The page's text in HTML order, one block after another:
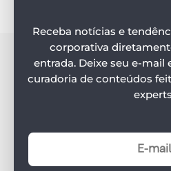
Receba notícias e
corporativa
entrada. Deixe seu e-mail
curadoria de conteúdos